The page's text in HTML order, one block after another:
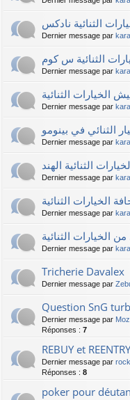
الثنائية نادكس
Dernier message par
الثنائية س كوم
Dernier message par
الخيارات الثنائية
Dernier message par
الثنائي في بينومو
Dernier message par
الثنائية الهند
Dernier message par
الخيارات الثنائية
Dernier message par
الخيارات الثنائية
Dernier message par
Tricherie Davalex
Dernier message par
Question SnG
Dernier message par Moz
Réponses : 7
REBUY et
Dernier message par
Réponses : 8
poker pour